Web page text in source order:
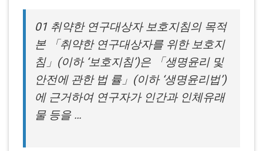
01 취약한 연구대상자 보호지침의 목적
본 「취약한 연구대상자를 위한 보호지
침」(이하 ‘보호지침’)은 「생명윤리 및
안전에 관한 법 률」(이하 ‘생명윤리법’)
에 근거하여 연구자가 인간과 인체유래
물 등을 …